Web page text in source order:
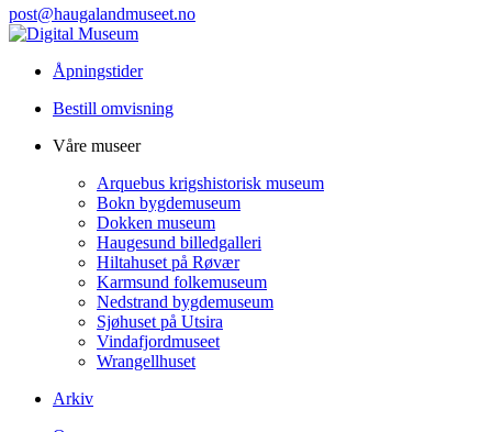
post@haugalandmuseet.no
Åpningstider
Bestill omvisning
Våre museer
Arquebus krigshistorisk museum
Bokn bygdemuseum
Dokken museum
Haugesund billedgalleri
Hiltahuset på Røvær
Karmsund folkemuseum
Nedstrand bygdemuseum
Sjøhuset på Utsira
Vindafjordmuseet
Wrangellhuset
Arkiv